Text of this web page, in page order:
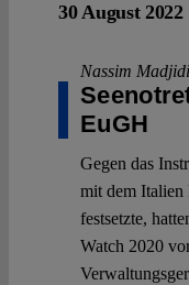
30 August 2022
Nassim
EuGH
Gegen das
mit dem
festsetzte,
Watch 2020